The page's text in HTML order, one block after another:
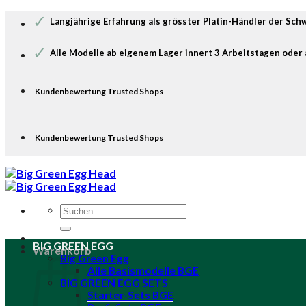
Inhalt
✓ Langjährige Erfahrung als grösster Platin-Händler der
✓ Alle Modelle ab eigenem Lager innert 3 Arbeitstagen oder
Kundenbewertung Trusted Shops
Kundenbewertung Trusted Shops
Suche
nach:
Warenkorb
BIG GREEN EGG
Big Green Egg
Alle Basismodelle BGE
BIG GREEN EGG SETS
Starter-Sets BGE